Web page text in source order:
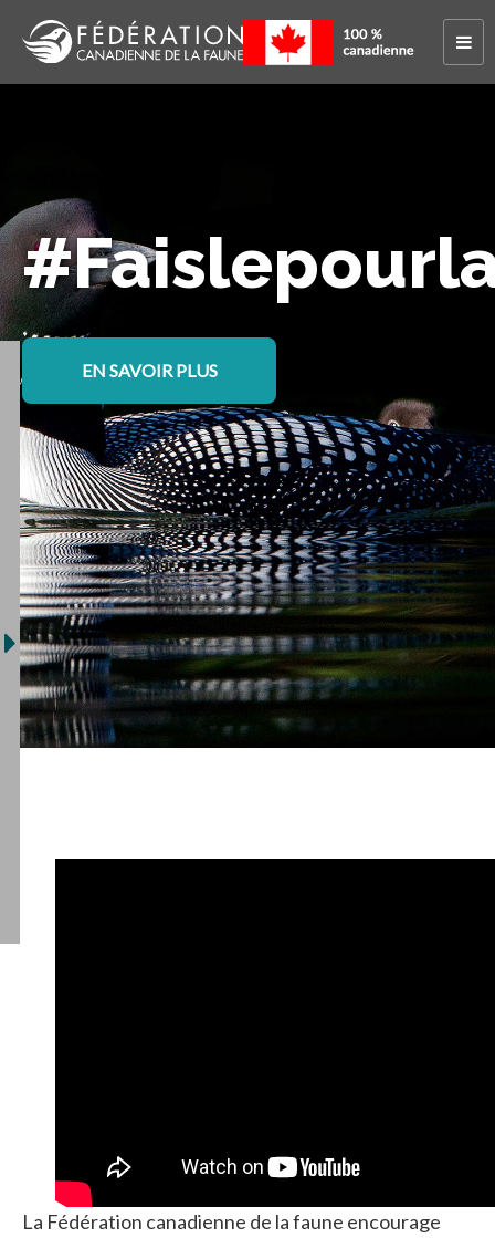
EN SAVOIR PLUS
La Fédération canadienne de la faune encourage